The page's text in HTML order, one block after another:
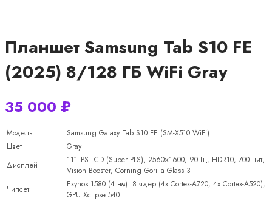
Планшет Samsung Tab S10 FE
(2025) 8/128 ГБ WiFi Gray
35 000 ₽
Модель
Samsung Galaxy Tab S10 FE (SM-X510 WiFi)
Цвет
Gray
Дисплей
11″ IPS LCD (Super PLS), 2560×1600, 90 Гц, HDR10, 700 нит,
Vision Booster, Corning Gorilla Glass 3
Чипсет
Exynos 1580 (4 нм): 8 ядер (4x Cortex-A720, 4x Cortex-A520),
GPU Xclipse 540